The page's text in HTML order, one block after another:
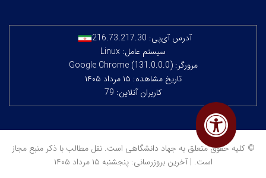
آدرس آی‌پی: 216.73.217.30
سیستم عامل: Linux
مرورگر: Google Chrome (131.0.0.0)
تاریخ مشاهده: ۱۵ مرداد ۱۴۰۵
کاربران آنلاین: 79
© کلیه حقوق متعلق به جهاد دانشگاهی است. نقل مطالب با ذکر منبع مجاز
است. | آخرین بروزرسانی: پنجشنبه ۱۵ مرداد ۱۴۰۵